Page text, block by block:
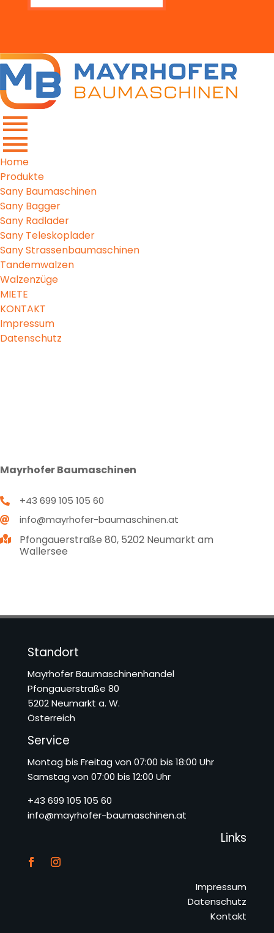
Standort
Mayrhofer Baumaschinenhandel
Pfongauerstraße 80
5202 Neumarkt a. W.
Österreich
Service
Montag bis Freitag von 07:00 bis 18:00 Uhr
Samstag von 07:00 bis 12:00 Uhr
+43 699 105 105 60
info@mayrhofer-baumaschinen.at
Links
Impressum
Datenschutz
Kontakt
Home
Produkte
Sany Baumaschinen
Sany Bagger
Sany Radlader
Sany Teleskoplader
Sany Strassenbaumaschinen
Tandemwalzen
Walzenzüge
MIETE
KONTAKT
Impressum
Datenschutz
Mayrhofer Baumaschinen
 +43 699 105 105 60
 info@mayrhofer-baumaschinen.at

Pfongauerstraße 80, 5202 Neumarkt am
Wallersee